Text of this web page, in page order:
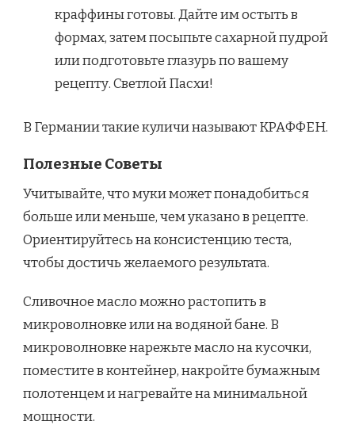
краффины готовы. Дайте им остыть в
формах, затем посыпьте сахарной пудрой
или подготовьте глазурь по вашему
рецепту. Светлой Пасхи!
В Германии такие куличи называют КРАФФЕН.
Полезные Советы
Учитывайте, что муки может понадобиться
больше или меньше, чем указано в рецепте.
Ориентируйтесь на консистенцию теста,
чтобы достичь желаемого результата.
Сливочное масло можно растопить в
микроволновке или на водяной бане. В
микроволновке нарежьте масло на кусочки,
поместите в контейнер, накройте бумажным
полотенцем и нагревайте на минимальной
мощности.